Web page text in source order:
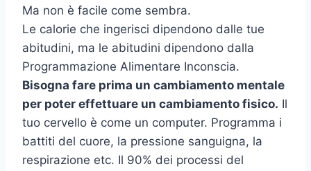
Ma non è facile come sembra.
Le calorie che ingerisci dipendono dalle tue
abitudini, ma le abitudini dipendono dalla
Programmazione Alimentare Inconscia.
Bisogna fare prima un cambiamento mentale
per poter effettuare un cambiamento fisico. Il
tuo cervello è come un computer. Programma i
battiti del cuore, la pressione sanguigna, la
respirazione etc. Il 90% dei processi del